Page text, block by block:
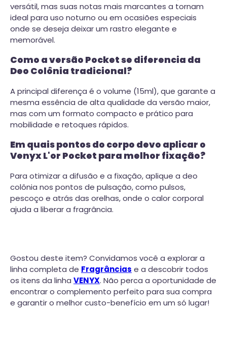
versátil, mas suas notas mais marcantes a tornam
ideal para uso noturno ou em ocasiões especiais
onde se deseja deixar um rastro elegante e
memorável.
Como a versão Pocket se diferencia da
Deo Colônia tradicional?
A principal diferença é o volume (15ml), que garante a
mesma essência de alta qualidade da versão maior,
mas com um formato compacto e prático para
mobilidade e retoques rápidos.
Em quais pontos do corpo devo aplicar o
Venyx L'or Pocket para melhor fixação?
Para otimizar a difusão e a fixação, aplique a deo
colônia nos pontos de pulsação, como pulsos,
pescoço e atrás das orelhas, onde o calor corporal
ajuda a liberar a fragrância.
Gostou deste item? Convidamos você a explorar a
linha completa de Fragrâncias e a descobrir todos
os itens da linha VENYX. Não perca a oportunidade de
encontrar o complemento perfeito para sua compra
e garantir o melhor custo-benefício em um só lugar!